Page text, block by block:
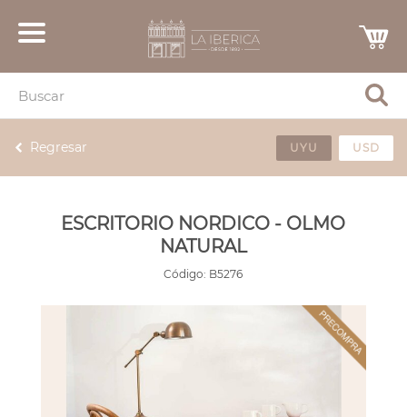
Regresar UYU USD
ESCRITORIO NORDICO - OLMO
NATURAL
Código: B5276